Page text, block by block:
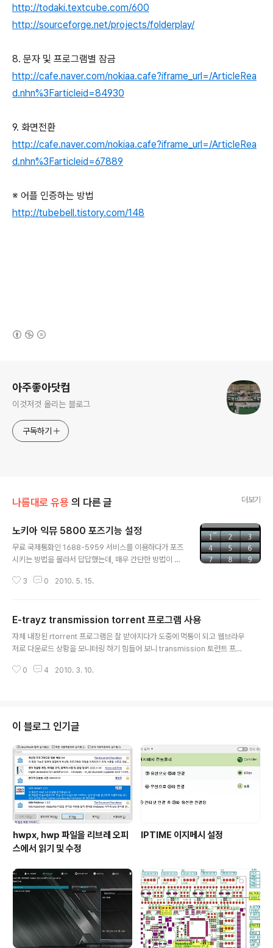
http://todaki.textcube.com/600
http://sourceforge.net/projects/folderplay/
8. 문자 및 프로그램별 잠금
http://cafe.naver.com/nokiaa.cafe?iframe_url=/ArticleRea
d.nhn%3Farticleid=84930
9. 화면전환
http://cafe.naver.com/nokiaa.cafe?iframe_url=/ArticleRea
d.nhn%3Farticleid=67889
※ 어플 인증하는 방법
http://tubebell.tistory.com/148
아주좋아닷컴
이것저것 올리는 블로그
구독하기
나름대로 유용 의 다른 글 더보기
노키아 익뮤 5800 포즈기능 설정
무료 국제통화인 1688-5959 서비스를 이용하다가 포즈
시키는 방법을 몰라서 답답했는데, 매우 간단한 방법이 있
되어 있는데 이것을 세번 누르면 포즈로 설정이 가능함. 즉
3 0 2010. 5. 15.
E-trayz transmission torrent 프로그램 사용
자체 내장된 rtorrent 프로그램은 잘 받아지다가 도중에 먹통이 되고 웹브라우
저로 다운로드 상황을 모니터링 하기 힘들어 보니 transmission 토런트 프로
하여 다소 불편하지만 적어도 장비가 먹통은 되지 않으니 다행.. 잘 사용했다가
pc-bind-address": "0.0.0.0", 수정값 "bind-address-ipv4": "*.*.*.*",
0 4 2010. 3. 10.
이 블로그 인기글
hwpx, hwp 파일을 리브레 오피
스에서 읽기 및 수정
IPTIME 이지메시 설정